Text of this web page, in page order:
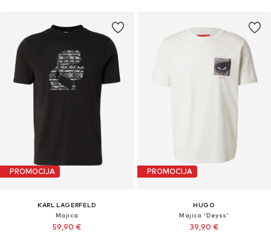
PROMOCIJA
KARL LAGERFELD
Majica
59,90 €
PROMOCIJA
HUGO
Majica 'Deyss'
39,90 €